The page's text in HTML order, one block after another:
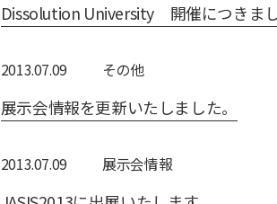
Dissolution University 開催につきま
2013.07.09 その他
展示会情報を更新いたしました。
2013.07.09 展⽰会情報